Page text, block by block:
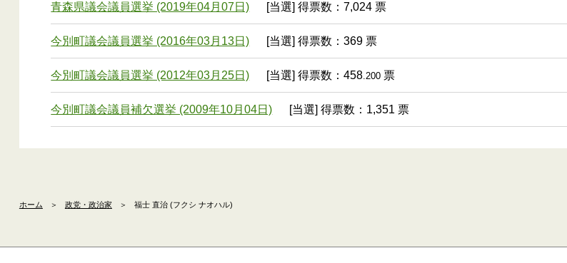
青森県議会議員選挙 (2019年04月07日) [当選] 得票数：7,024 票
今別町議会議員選挙 (2016年03月13日) [当選] 得票数：369 票
今別町議会議員選挙 (2012年03月25日) [当選] 得票数：458.200 票
今別町議会議員補欠選挙 (2009年10月04日) [当選] 得票数：1,351 票
ホーム ＞ 政党・政治家 ＞ 福士 直治 (フクシ ナオハル)